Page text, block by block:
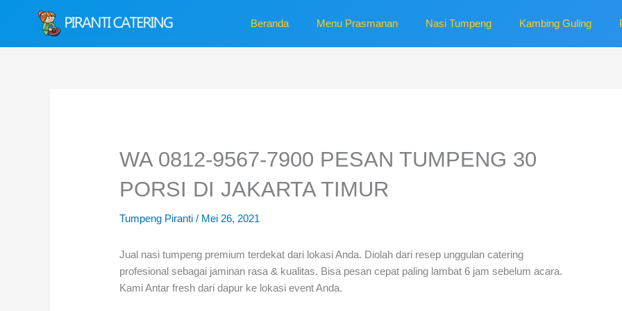
Beranda Menu Prasmanan Nasi Tumpeng Kambing Guling
WA 0812-9567-7900 PESAN TUMPENG 30
PORSI DI JAKARTA TIMUR
Tumpeng Piranti / Mei 26, 2021
Jual nasi tumpeng premium terdekat dari lokasi Anda. Diolah dari resep unggulan catering
profesional sebagai jaminan rasa & kualitas. Bisa pesan cepat paling lambat 6 jam sebelum acara.
Kami Antar fresh dari dapur ke lokasi event Anda.